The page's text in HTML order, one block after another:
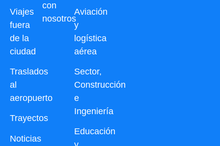
Viajes
fuera
de la
ciudad
Traslados
al
aeropuerto
Trayectos
Noticias
Aviación
y
logística
aérea
Sector,
Construcción
e
Ingeniería
Educación
con
nosotros